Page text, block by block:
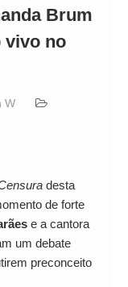
Brum
vivo no
W
desta
de forte
e a cantora
um debate
preconceito